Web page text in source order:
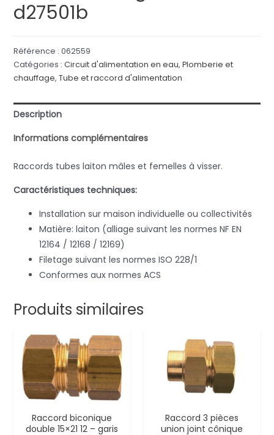
d27501b
Référence : 062559
Catégories : Circuit d'alimentation en eau, Plomberie et
chauffage, Tube et raccord d'alimentation
Description
Informations complémentaires
Raccords tubes laiton mâles et femelles à visser.
Caractéristiques techniques:
Installation sur maison individuelle ou collectivités
Matière: laiton (alliage suivant les normes NF EN
12164 / 12168 / 12169)
Filetage suivant les normes ISO 228/1
Conformes aux normes ACS
Produits similaires
Raccord biconique
double 15×21 12 – garis
Raccord 3 pièces
union joint cônique